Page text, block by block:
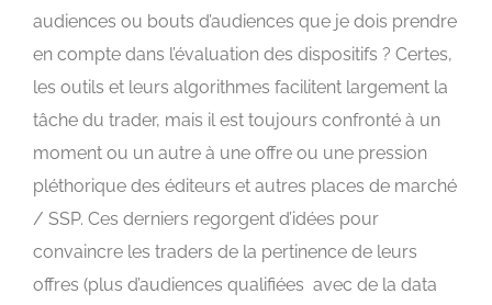
audiences ou bouts d’audiences que je dois prendre
en compte dans l’évaluation des dispositifs ? Certes,
les outils et leurs algorithmes facilitent largement la
tâche du trader, mais il est toujours confronté à un
moment ou un autre à une offre ou une pression
pléthorique des éditeurs et autres places de marché
/ SSP. Ces derniers regorgent d’idées pour
convaincre les traders de la pertinence de leurs
offres (plus d’audiences qualifiées avec de la data